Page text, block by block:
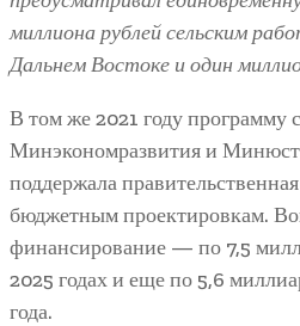
миллиона рублей сельским
Дальнем Востоке и один
В том же 2021 году программу
Минэкономразвития и
поддержала
бюджетным проектировкам.
финансирование — по 7,5
2025 годах и еще по 5,6
года.